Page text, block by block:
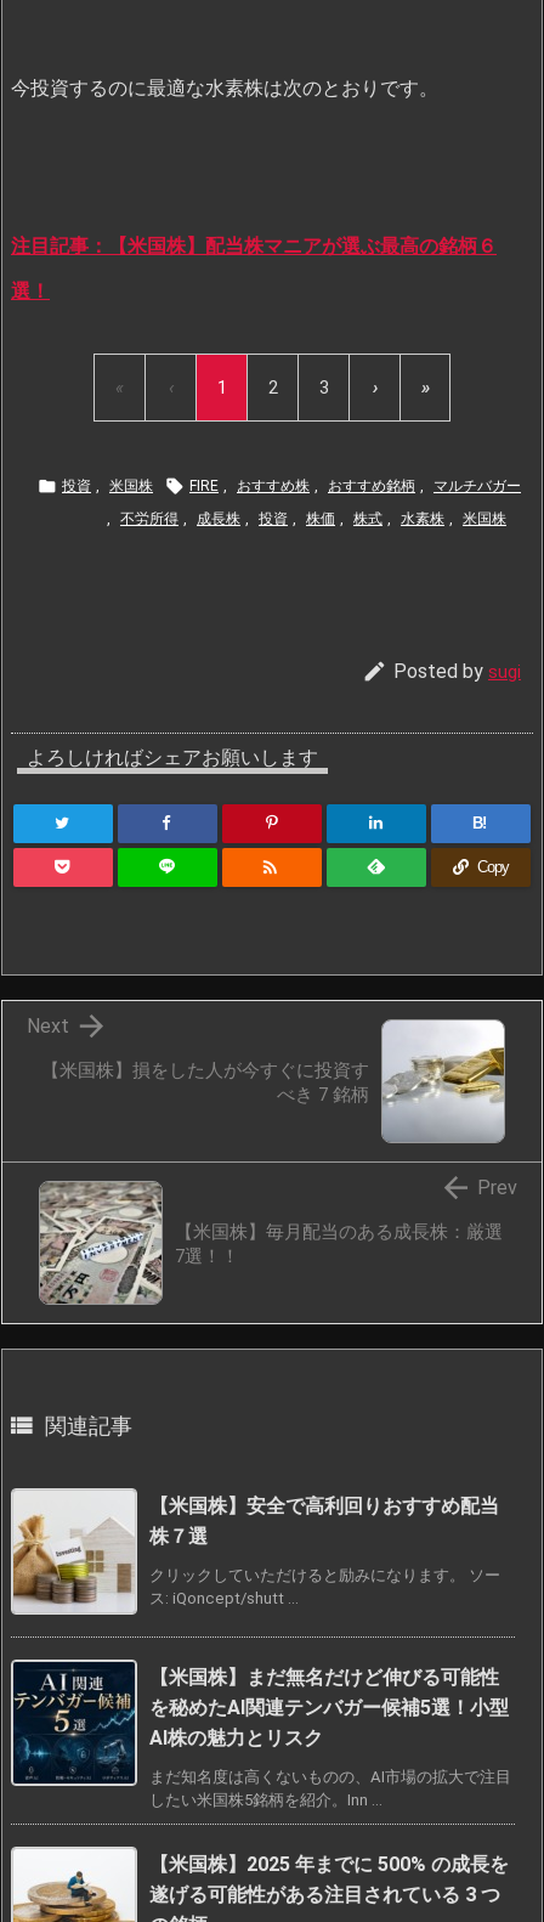
今投資するのに最適な水素株は次のとおりです。
注目記事：【米国株】配当株マニアが選ぶ最高の銘柄６
選！
« ‹ 1 2 3 › »
 投資 米国株  FIRE おすすめ株 おすすめ銘柄
マルチバガー
不労所得 成長株 投資 株価 株式 水素株 米国株
 Posted by sugi
よろしければシェアお願いします
B!
 Copy
【米国株】損をした人が今すぐに投資す
べき 7 銘柄

Next
【米国株】毎月配当のある成長株：厳選
7選！！
 Prev
 関連記事
【米国株】安全で高利回りおすすめ配当
株７選
クリックしていただけると励みになります。 ソー
ス: iQoncept/shutt ...
【米国株】まだ無名だけど伸びる可能性
を秘めたAI関連テンバガー候補5選！小型
AI株の魅力とリスク
まだ知名度は高くないものの、AI市場の拡大で注目
したい米国株5銘柄を紹介。Inn ...
【米国株】2025 年までに 500% の成長を
遂げる可能性がある注目されている 3 つ